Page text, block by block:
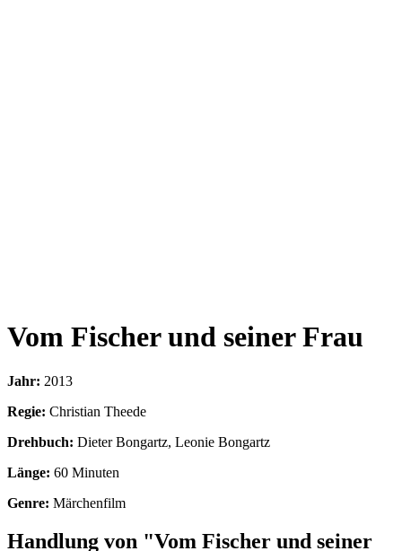
Vom Fischer und seiner Frau
Jahr: 2013
Regie: Christian Theede
Drehbuch: Dieter Bongartz, Leonie Bongartz
Länge: 60 Minuten
Genre: Märchenfilm
Handlung von "Vom Fischer und seiner